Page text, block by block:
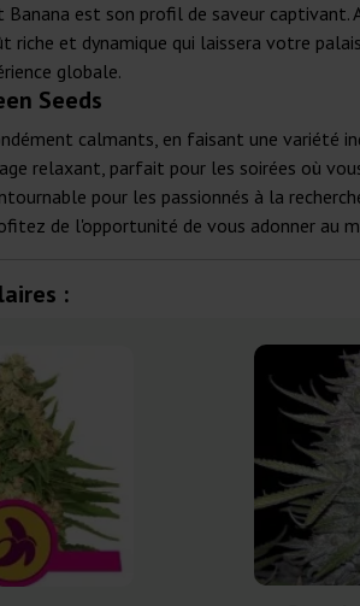
est son profil de saveur
et dynamique qui laissera votre
globale.
Seeds
calmants, en faisant une variété
relaxant, parfait pour les soirées où
pour les passionnés à la
de l'opportunité de vous adonner au
: